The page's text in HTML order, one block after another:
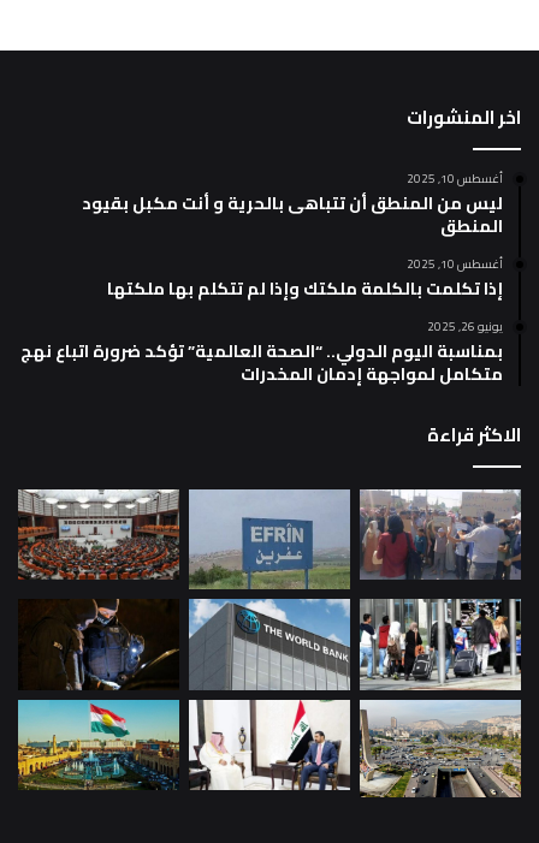
اخر المنشورات
أغسطس 10, 2025
ليس من المنطق أن تتباهى بالحرية و أنت مكبل بقيود
المنطق
أغسطس 10, 2025
إذا تكلمت بالكلمة ملكتك وإذا لم تتكلم بها ملكتها
يونيو 26, 2025
بمناسبة اليوم الدولي.. “الصحة العالمية” تؤكد ضرورة اتباع نهج
متكامل لمواجهة إدمان المخدرات
الاكثر قراءة